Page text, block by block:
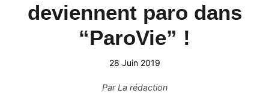
deviennent paro dans
“ParoVie” !
28 Juin 2019
ParLa rédaction